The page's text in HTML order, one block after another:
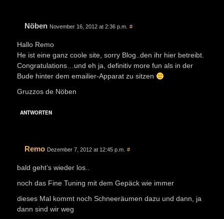
Nöben November 16, 2012 at 2:36 p.m. #
Hallo Remo
He ist eine ganz coole site, sorry Blog..den ihr hier betreibt.
Congratulations…und eh ja, definitiv more fun als in der
Bude hinter dem emailier-Apparat zu sitzen
Gruzzos de Nöben
ANTWORTEN
Remo Dezember 7, 2012 at 12:45 p.m. #
bald geht’s wieder los..
noch das Fine Tuning mit dem Gepäck wie immer
dieses Mal kommt noch Schneeräumen dazu und dann, ja
dann sind wir weg